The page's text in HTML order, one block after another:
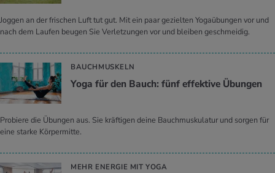
Joggen an der frischen Luft tut gut. Mit ein paar gezielten Yogaübungen vor und
nach dem Laufen beugen Sie Verletzungen vor und bleiben geschmeidig.
BAUCHMUSKELN
Yoga für den Bauch: fünf ef­fek­ti­ve Übun­gen
Probiere die Übungen aus. Sie kräftigen deine Bauchmuskulatur und sorgen für
eine starke Körpermitte.
MEHR ENERGIE MIT YOGA